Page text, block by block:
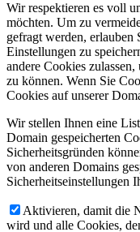
Wir respektieren es voll
möchten. Um zu
gefragt werden,
Einstellungen zu
andere Cookies
zu können. Wenn Sie
Cookies auf unserer
Wir stellen Ihnen eine
Domain gespeicherten
Sicherheitsgründen
von anderen Domains
Sicherheitseinstellungen
Aktivieren, damit die
wird und alle Cookies,